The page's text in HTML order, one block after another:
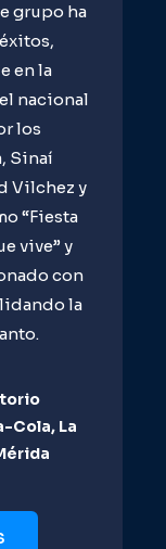
grupo ha
en la
nacional
los
Sinaí
Vilchez y
“Fiesta
vive” y
con
la
Cola, La